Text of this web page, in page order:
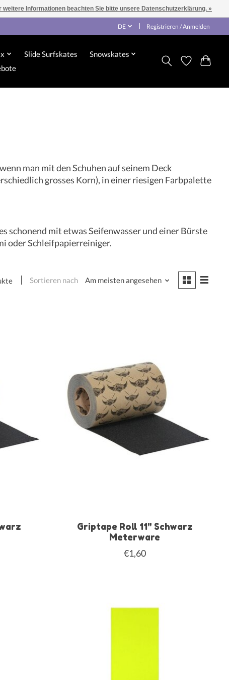
DE Registrieren / Anmelden
Slide Surfskates
Snowskates
man mit den Schuhen auf seinem Deck
grosses Korn), in einer riesigen Farbpalette
schonend mit etwas Seifenwasser und einer Bürste
oder Schleifpapierreiniger.
Sortieren nach Am meisten angesehen
Griptape Roll 11" Schwarz
Meterware
€1,60
weitere Informationen beachten Sie bitte unsere Datenschutzerklärung. »